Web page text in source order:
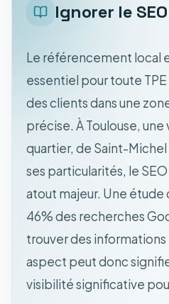
Ignorer le SEO
Le référencement local
essentiel pour toute
des clients dans une
précise. À Toulouse, une
quartier, de Saint-
ses particularités, le
atout majeur. Une étude
46% des recherches
trouver des
aspect peut donc
visibilité significative